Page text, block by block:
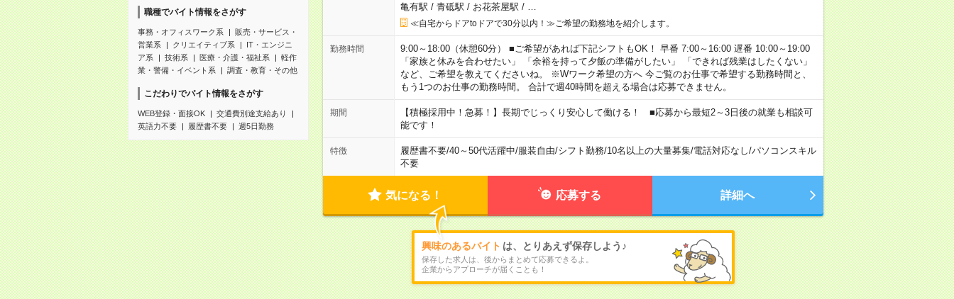
職種でバイト情報をさがす
事務・オフィスワーク系
販売・サービス・
営業系
クリエイティブ系
IT・エンジニ
ア系
技術系 医療・介護・福祉系
軽作
業・警備・イベント系
調査・教育・その他
こだわりでバイト情報をさがす
WEB登録・面接OK
交通費別途支給あり
英語力不要
履歴書不要 週5日勤務
亀有駅 / 青砥駅 / お花茶屋駅 /
≪自宅からドアtoドアで30分以内！≫ご希望の勤務地を紹介します。
勤務時間
9:00～18:00（休憩60分） ■ご希望があれば下記シフトもOK！ 早番 7:00～16:00 遅番 10:00～19:00
「家族と休みを合わせたい」 「余裕を持って夕飯の準備がしたい」 「できれば残業はしたくない」
など、ご希望を教えてくださいね。 ※Wワーク希望の方へ 今ご覧のお仕事で希望する勤務時間と、
もう1つのお仕事の勤務時間。 合計で週40時間を超える場合は応募できません。
期間
【積極採用中！急募！】長期でじっくり安心して働ける！ ■応募から最短2～3日後の就業も相談可
能です！
特徴 履歴書不要/40～50代活躍中/服装自由/シフト勤務/10名以上の大量募集/電話対応なし/パソコンスキル
不要
気になる！ 応募する 詳細へ
興味のあるバイト は、とりあえず保存しよう♪
保存した求人は、後からまとめて応募できるよ。
企業からアプローチが届くことも！